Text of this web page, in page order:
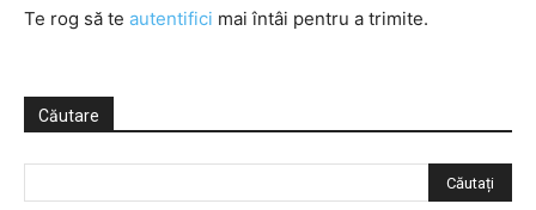
Te rog să te autentifici mai întâi pentru a trimite.
Căutare